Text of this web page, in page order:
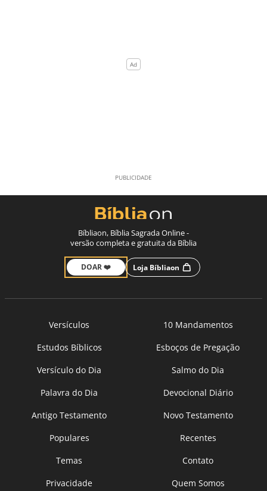
Bíbliaon, Bíblia Sagrada Online -
versão completa e gratuita da Bíblia
DOAR ❤️ Loja Bíbliaon
Versículos
10 Mandamentos
Estudos Bíblicos
Esboços de Pregação
Versículo do Dia
Salmo do Dia
Palavra do Dia
Devocional Diário
Antigo Testamento
Novo Testamento
Populares
Recentes
Temas
Contato
Privacidade
Quem Somos